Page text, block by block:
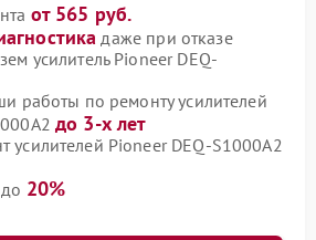
от 565 руб.
даже при отказе
усилитель Pioneer DEQ-
работы по ремонту усилителей
до 3-х лет
усилителей Pioneer DEQ-S1000A2
20%